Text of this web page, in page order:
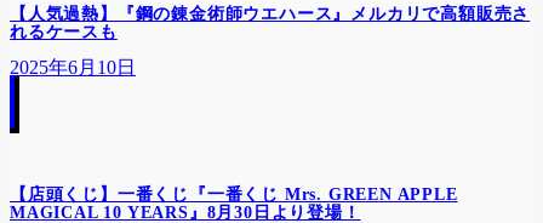
【人気過熱】『鋼の錬金術師ウエハース』メルカリで高額販売さ
れるケースも
2025年6月10日
【店頭くじ】一番くじ『一番くじ Mrs. GREEN APPLE
MAGICAL 10 YEARS』8月30日より登場！